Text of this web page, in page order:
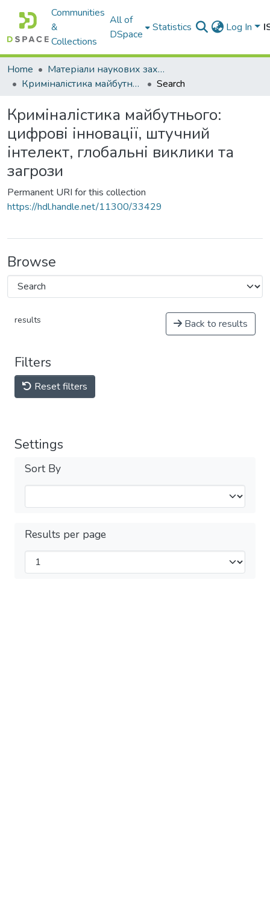
Communities
&
Collections
All of
DSpace
Statistics Log In
Home
Матеріали наукових заходів
Криміналістика майбутнього: цифрові інновації, штучний інтелект, глобальні виклики та загрози
Search
Криміналістика майбутнього:
цифрові інновації, штучний
інтелект, глобальні виклики та
загрози
Permanent URI for this collection
https://hdl.handle.net/11300/33429
Browse
results Back to results
Filters
Reset filters
Settings
Sort By
Results per page